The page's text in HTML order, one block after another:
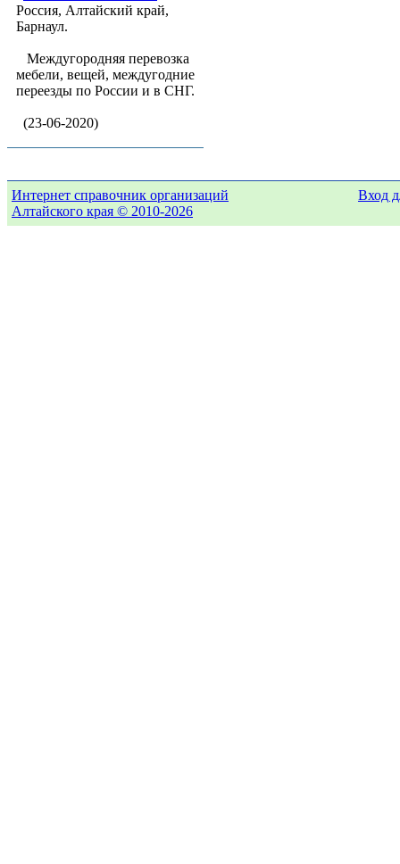
Россия, Алтайский край,
Барнаул.
Междугородняя перевозка
мебели, вещей, междугодние
переезды по России и в СНГ.
(23-06-2020)
Интернет справочник организаций
Алтайского края © 2010-2026
Вход